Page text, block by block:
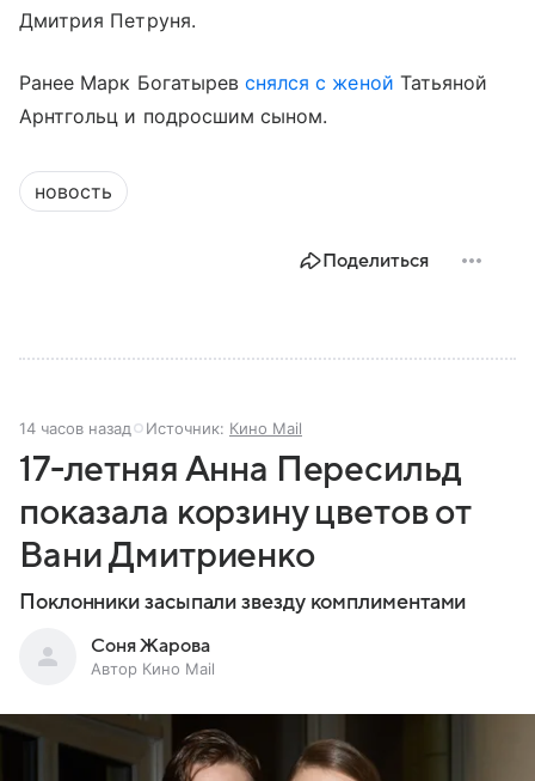
Дмитрия Петруня.
Ранее Марк Богатыревснялся с женой Татьяной
Арнтгольц и подросшим сыном.
новость
Поделиться
14 часов назад Источник: Кино Mail
17-летняя Анна Пересильд
показала корзину цветов от
Вани Дмитриенко
Поклонники засыпали звезду комплиментами
Соня Жарова
Автор Кино Mail